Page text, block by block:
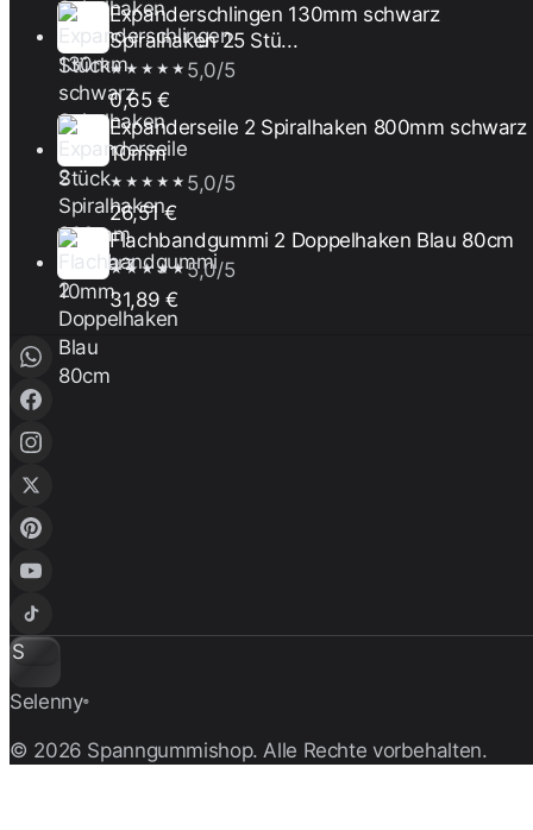
Expanderschlingen 130mm schwarz
Spiralhaken 25 Stü...
★★★★★ 5,0/5
0,65 €
Expanderseile 2 Spiralhaken 800mm schwarz
10mm
★★★★★ 5,0/5
26,51 €
Flachbandgummi 2 Doppelhaken Blau 80cm
★★★★★5,0/5
31,89 €
S
Selenny®
© 2026 Spanngummishop. Alle Rechte vorbehalten.